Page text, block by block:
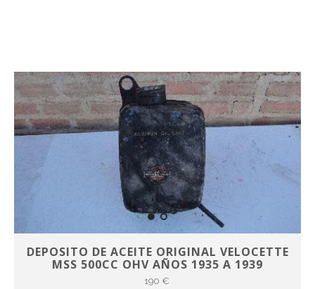
DEPOSITO DE ACEITE ORIGINAL VELOCETTE
MSS 500CC OHV AÑOS 1935 A 1939
190 €